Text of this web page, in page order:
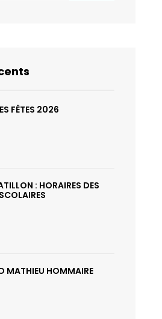
FÊTES 2026
: HORAIRES DES
MATHIEU HOMMAIRE